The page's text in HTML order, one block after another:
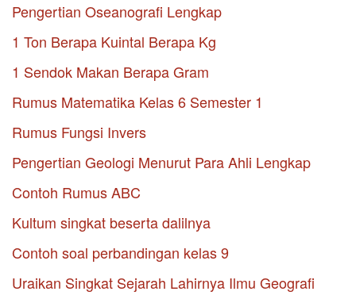
Pengertian Oseanografi Lengkap
1 Ton Berapa Kuintal Berapa Kg
1 Sendok Makan Berapa Gram
Rumus Matematika Kelas 6 Semester 1
Rumus Fungsi Invers
Pengertian Geologi Menurut Para Ahli Lengkap
Contoh Rumus ABC
Kultum singkat beserta dalilnya
Contoh soal perbandingan kelas 9
Uraikan Singkat Sejarah Lahirnya Ilmu Geografi